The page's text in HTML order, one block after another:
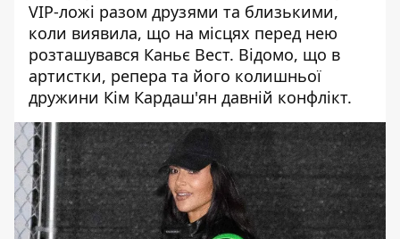
VIP-ложі разом друзями та близькими,
коли виявила, що на місцях перед нею
розташувався Каньє Вест. Відомо, що в
артистки, репера та його колишньої
дружини Кім Кардаш'ян давній конфлікт.